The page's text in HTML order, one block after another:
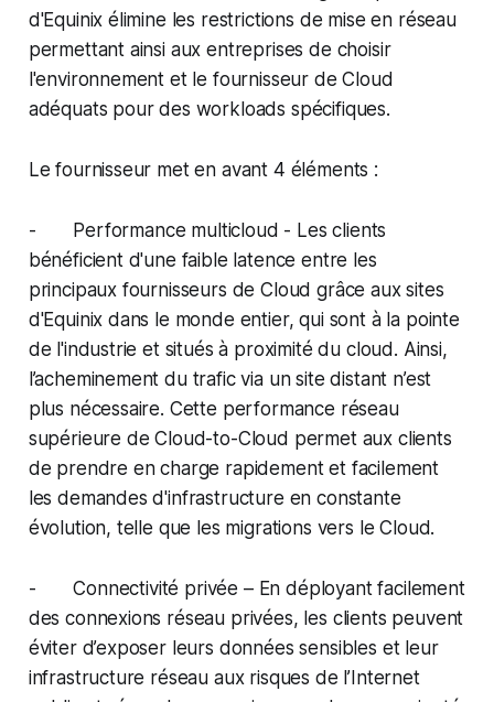
d'Equinix élimine les restrictions de mise en réseau
permettant ainsi aux entreprises de choisir
l'environnement et le fournisseur de Cloud
adéquats pour des workloads spécifiques.
Le fournisseur met en avant 4 éléments :
- Performance multicloud - Les clients
bénéficient d'une faible latence entre les
principaux fournisseurs de Cloud grâce aux sites
d'Equinix dans le monde entier, qui sont à la pointe
de l'industrie et situés à proximité du cloud. Ainsi,
l’acheminement du trafic via un site distant n’est
plus nécessaire. Cette performance réseau
supérieure de Cloud-to-Cloud permet aux clients
de prendre en charge rapidement et facilement
les demandes d'infrastructure en constante
évolution, telle que les migrations vers le Cloud.
- Connectivité privée – En déployant facilement
des connexions réseau privées, les clients peuvent
éviter d’exposer leurs données sensibles et leur
infrastructure réseau aux risques de l’Internet